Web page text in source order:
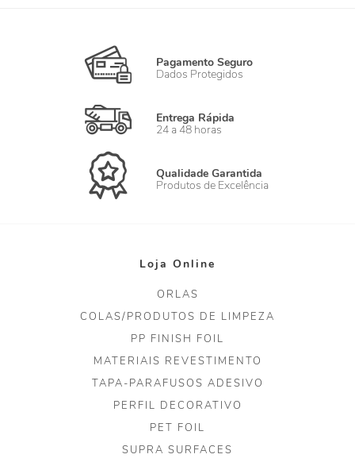
Pagamento Seguro
Dados Protegidos
Entrega Rápida
24 a 48 horas
Qualidade Garantida
Produtos de Excelência
Loja Online
ORLAS
COLAS/PRODUTOS DE LIMPEZA
PP FINISH FOIL
MATERIAIS REVESTIMENTO
TAPA-PARAFUSOS ADESIVO
PERFIL DECORATIVO
PET FOIL
SUPRA SURFACES